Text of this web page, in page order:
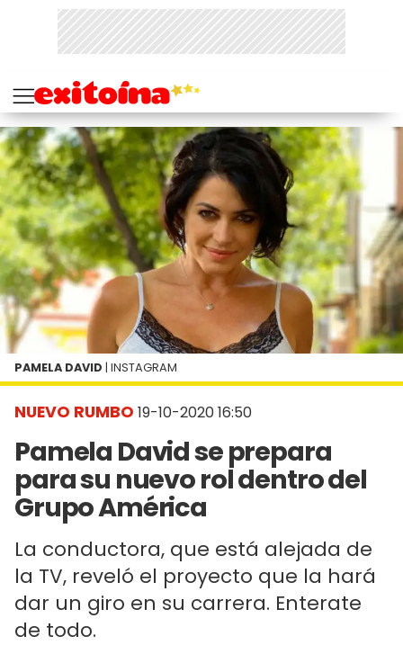
NUEVO RUMBO 19-10-2020 16:50
Pamela David se prepara
para su nuevo rol dentro del
Grupo América
La conductora, que está alejada de
la TV, reveló el proyecto que la hará
dar un giro en su carrera. Enterate
de todo.
PAMELA DAVID | INSTAGRAM